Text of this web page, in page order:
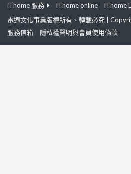
iThome 服務 iThome online
iThome
電週文化事業版權所有、轉載必究 |
服務信箱
隱私權聲明與會員使用條款